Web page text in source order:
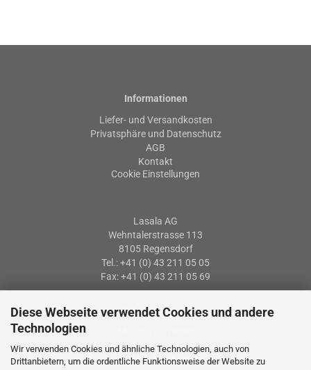
Diese Webseite verwendet Cookies und andere
Technologien
Wir verwenden Cookies und ähnliche Technologien, auch von
Drittanbietern, um die ordentliche Funktionsweise der Website zu
Informationen
Liefer- und Versandkosten
Privatsphäre und Datenschutz
AGB
Kontakt
Cookie Einstellungen
Lasala AG
Wehntalerstrasse 113
8105 Regensdorf
Tel.: +41 (0) 43 211 05 05
Fax: +41 (0) 43 211 05 69
Öffnungszeiten
07: 30 – 12:00 Uhr
13:15 – 17:15 Uhr